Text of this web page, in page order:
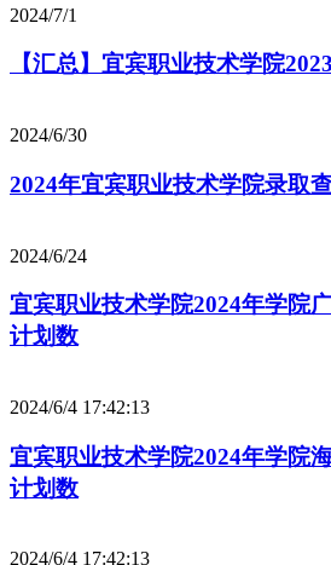
2024/7/1
【汇总】宜宾职业技术学院
2024/6/30
2024年宜宾职业技术学院录取
2024/6/24
宜宾职业技术学院2024年学院
计划数
2024/6/4 17:42:13
宜宾职业技术学院2024年学院
计划数
2024/6/4 17:42:13